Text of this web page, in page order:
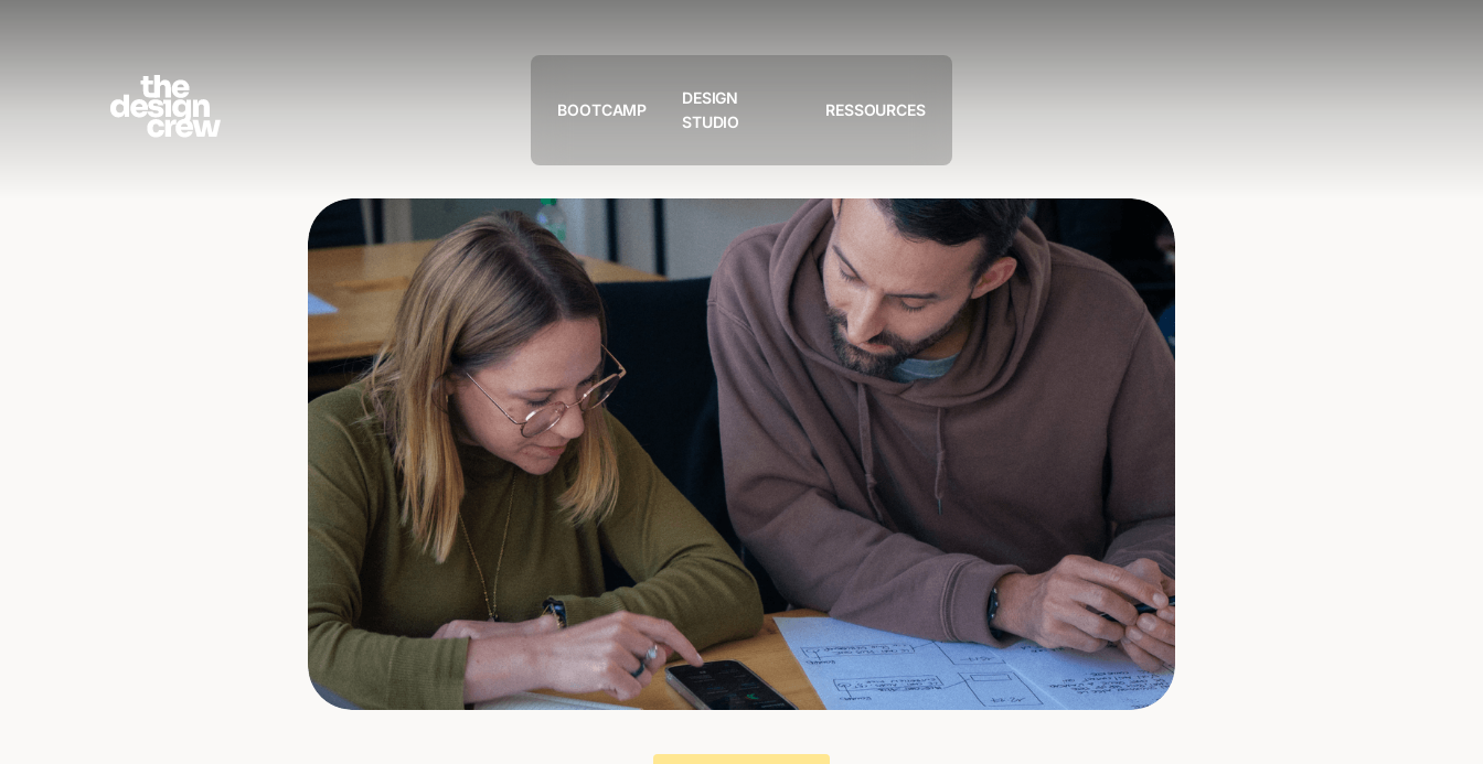
BOOTCAMP
DESIGN
STUDIO
Notre studio
Nos projets
Notre crew
Nos expertises
RESSOURCES